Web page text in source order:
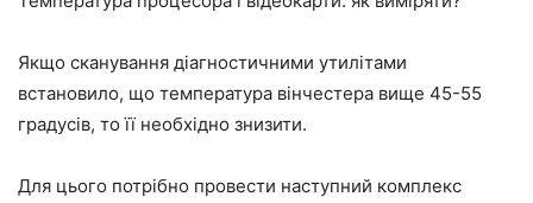
Якщо сканування діагностичними утилітами
встановило, що температура вінчестера вище 45-55
градусів, то її необхідно знизити.
Для цього потрібно провести наступний комплекс